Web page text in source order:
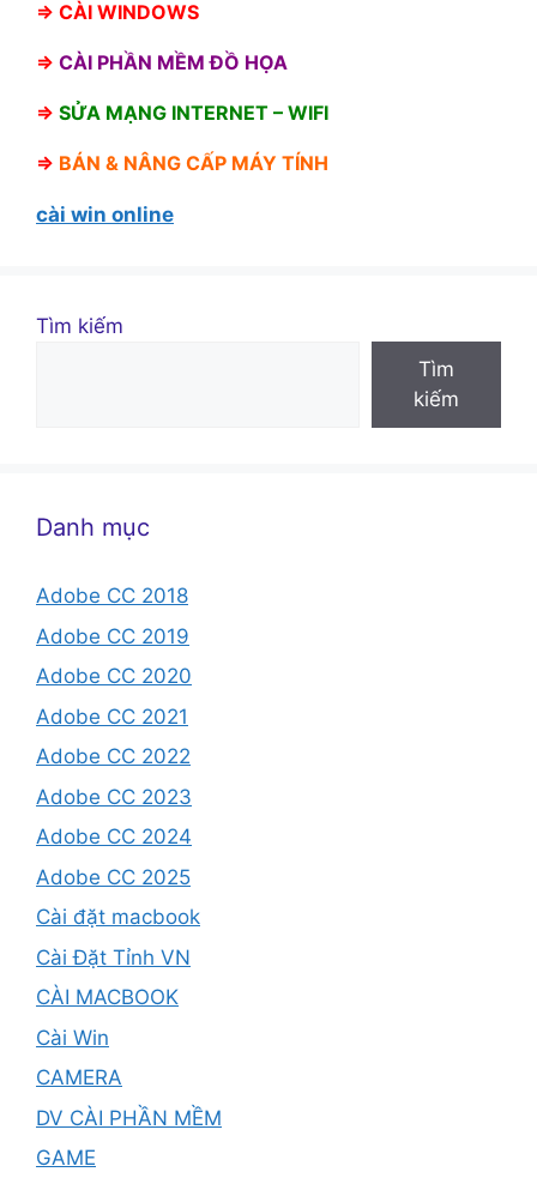
⇒ CÀI WINDOWS
⇒ CÀI PHẦN MỀM ĐỒ HỌA
⇒ SỬA MẠNG INTERNET – WIFI
⇒ BÁN & NÂNG CẤP MÁY TÍNH
cài win online
Tìm kiếm
Tìm
kiếm
Danh mục
Adobe CC 2018
Adobe CC 2019
Adobe CC 2020
Adobe CC 2021
Adobe CC 2022
Adobe CC 2023
Adobe CC 2024
Adobe CC 2025
Cài đặt macbook
Cài Đặt Tỉnh VN
CÀI MACBOOK
Cài Win
CAMERA
DV CÀI PHẦN MỀM
GAME